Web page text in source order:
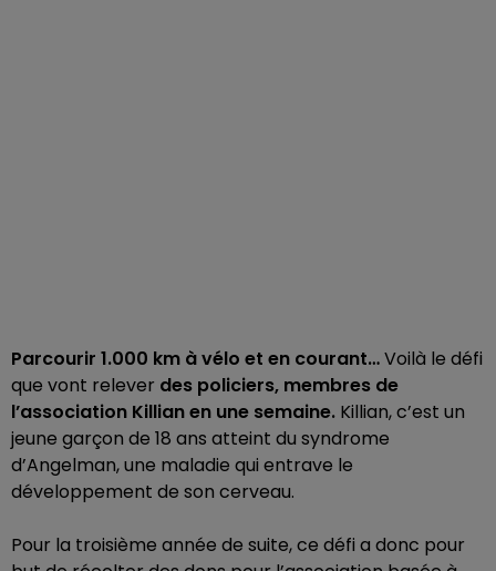
Parcourir 1.000 km à vélo et en courant…Voilà le défi
que vont relever des policiers, membres de
l’association Killian en une semaine. Killian, c’est un
jeune garçon de 18 ans atteint du syndrome
d’Angelman, une maladie qui entrave le
développement de son cerveau.
Pour la troisième année de suite, ce défi a donc pour